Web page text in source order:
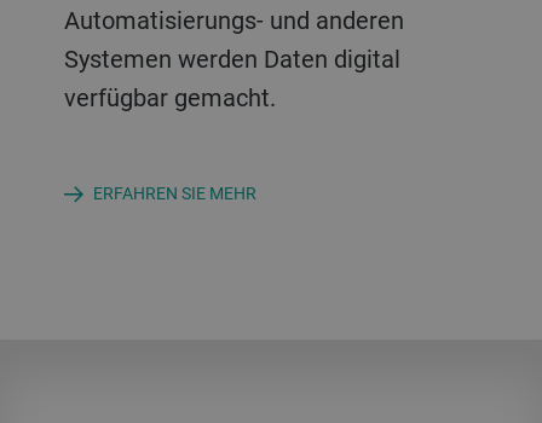
Automatisierungs- und anderen
Systemen werden Daten digital
verfügbar gemacht.
ERFAHREN SIE MEHR
Entscheidungsfindung, indem sie
umsetzbare Erkenntnisse mit
Verbesserungspotenzial liefern.
ERFAHREN SIE MEHR
und menschliche Eingriffe zu
reduzieren.
um einen vollständig autonomen
Mühlenbetrieb zu ermöglichen.